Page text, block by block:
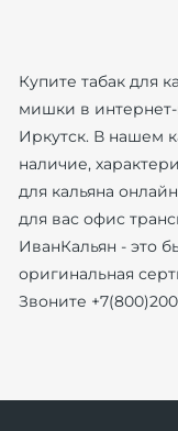
Купите табак для
мишки в интернет-
Иркутск. В нашем
наличие,
для кальяна
для вас офис
ИванКальян - это
оригинальная
Звоните